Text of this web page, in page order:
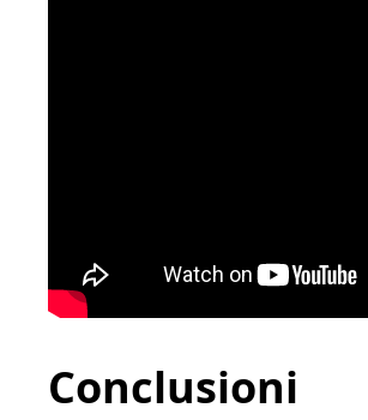
Conclusioni